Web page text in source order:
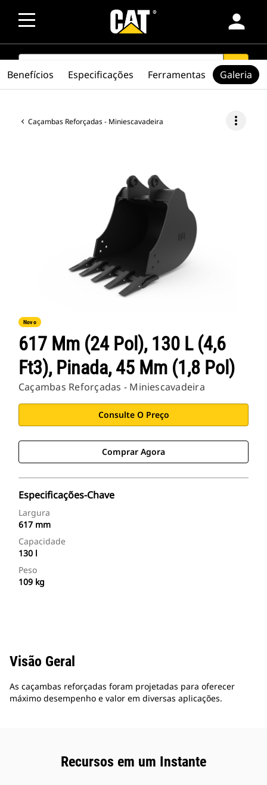
person
SEARCH search
Caçambas Reforçadas - Miniescavadeira more_vert
Novo
617 Mm (24 Pol), 130 L (4,6
Ft3), Pinada, 45 Mm (1,8 Pol)
Caçambas Reforçadas - Miniescavadeira
Consulte O Preço
Comprar Agora
Especificações-Chave
Largura
617 mm
Capacidade
130 l
Peso
109 kg
Benefícios Especificações Ferramentas Galeria
Visão Geral
As caçambas reforçadas foram projetadas para oferecer
máximo desempenho e valor em diversas aplicações.
Recursos em um Instante